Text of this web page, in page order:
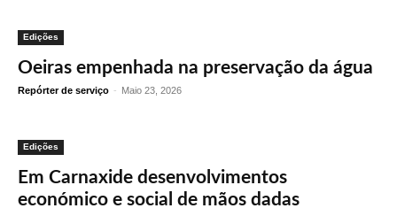
Edições
Oeiras empenhada na preservação da água
Repórter de serviço - Maio 23, 2026
Edições
Em Carnaxide desenvolvimentos
económico e social de mãos dadas